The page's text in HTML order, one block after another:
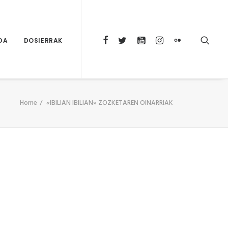
DOSIERRAK
Home «IBILIAN IBILIAN» ZOZKETAREN OINARRIAK